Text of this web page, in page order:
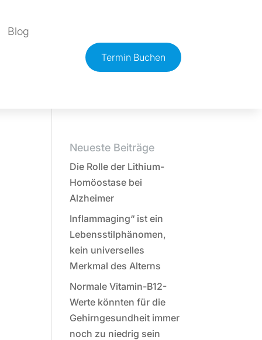
Blog
Termin Buchen
Neueste Beiträge
Die Rolle der Lithium-
Homöostase bei
Alzheimer
Inflammaging“ ist ein
Lebensstilphänomen,
kein universelles
Merkmal des Alterns
Normale Vitamin-B12-
Werte könnten für die
Gehirngesundheit immer
noch zu niedrig sein